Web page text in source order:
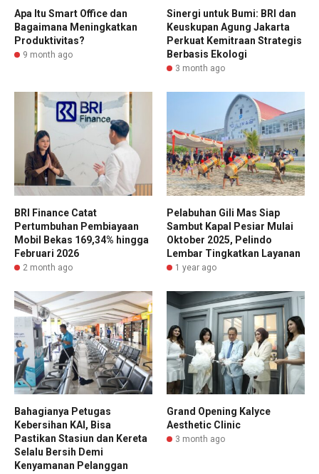
Apa Itu Smart Office dan
Bagaimana Meningkatkan
Produktivitas?
9 month ago
Sinergi untuk Bumi: BRI dan
Keuskupan Agung Jakarta
Perkuat Kemitraan Strategis
Berbasis Ekologi
3 month ago
BRI Finance Catat
Pertumbuhan Pembiayaan
Mobil Bekas 169,34% hingga
Februari 2026
2 month ago
Pelabuhan Gili Mas Siap
Sambut Kapal Pesiar Mulai
Oktober 2025, Pelindo
Lembar Tingkatkan Layanan
1 year ago
Bahagianya Petugas
Kebersihan KAI, Bisa
Pastikan Stasiun dan Kereta
Selalu Bersih Demi
Kenyamanan Pelanggan
Grand Opening Kalyce
Aesthetic Clinic
3 month ago